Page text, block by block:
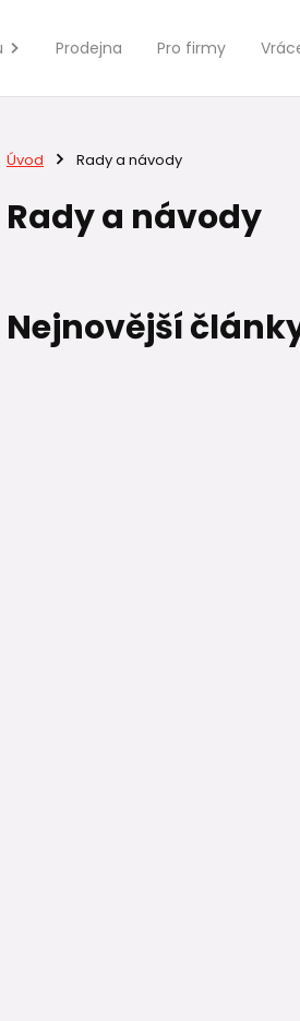
Prodejna Pro firmy
Úvod Rady a návody
Rady a návody
Nejnovější